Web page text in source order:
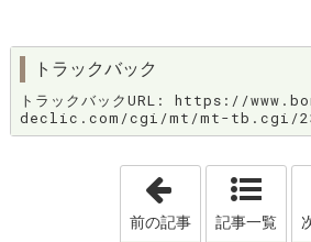
トラックバック
トラックバックURL: https://
declic.com/cgi/mt/mt-tb.cgi/
「緊急事態宣
前の記事 記事一覧